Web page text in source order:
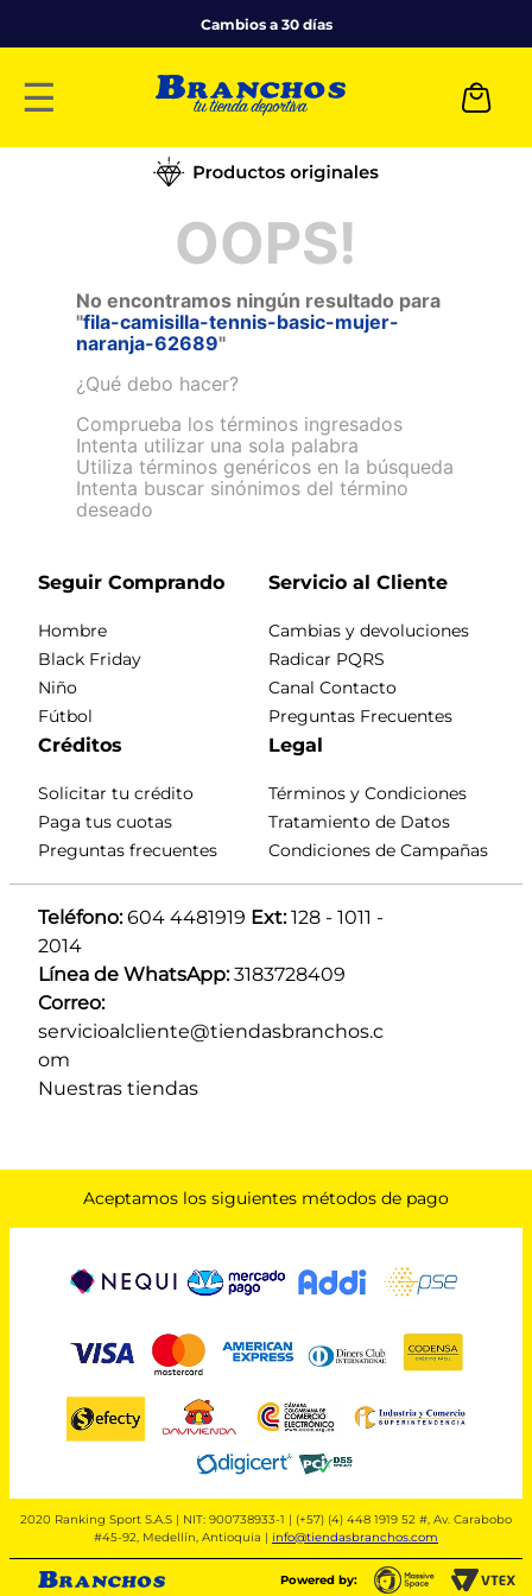
Cambios a 30 días
☰
OOPS!
No encontramos ningún resultado para
"fila-camisilla-tennis-basic-mujer-
naranja-62689"
¿Qué debo hacer?
Comprueba los términos ingresados
Intenta utilizar una sola palabra
Utiliza términos genéricos en la búsqueda
Intenta buscar sinónimos del término
deseado
Seguir Comprando
Hombre
Black Friday
Niño
Fútbol
Servicio al Cliente
Cambias y devoluciones
Radicar PQRS
Canal Contacto
Preguntas Frecuentes
Créditos
Solicitar tu crédito
Paga tus cuotas
Preguntas frecuentes
Legal
Términos y Condiciones
Tratamiento de Datos
Condiciones de Campañas
Teléfono: 604 4481919 Ext: 128 - 1011 -
2014
Línea de WhatsApp: 3183728409
Correo:
servicioalcliente@tiendasbranchos.c
om
Nuestras tiendas
Aceptamos los siguientes métodos de pago
2020 Ranking Sport S.A.S | NIT: 900738933-1 | (+57) (4) 448 1919 52 #, Av. Carabobo
#45-92, Medellín, Antioquia | info@tiendasbranchos.com
Powered by: